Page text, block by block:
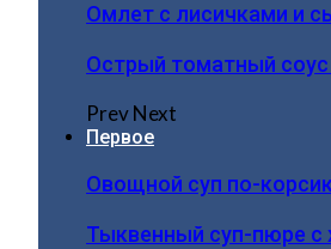
Омлет с лисичками и
Острый томатный
PrevNext
Первое
Овощной суп по-
Тыквенный суп-пюре с